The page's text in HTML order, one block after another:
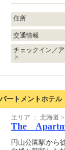
住所
交通情報
チェックイン／
ト
ートメントホテル
エリア ： 北海道
The
円山公園駅から